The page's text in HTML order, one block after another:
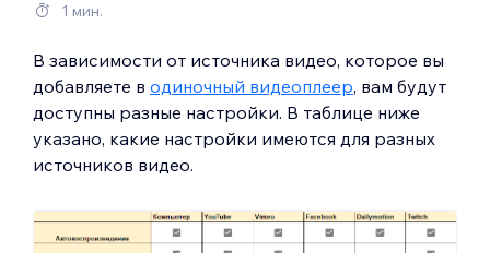
1 мин.
В зависимости от источника видео, которое вы
добавляете в одиночный видеоплеер, вам будут
доступны разные настройки. В таблице ниже
указано, какие настройки имеются для разных
источников видео.